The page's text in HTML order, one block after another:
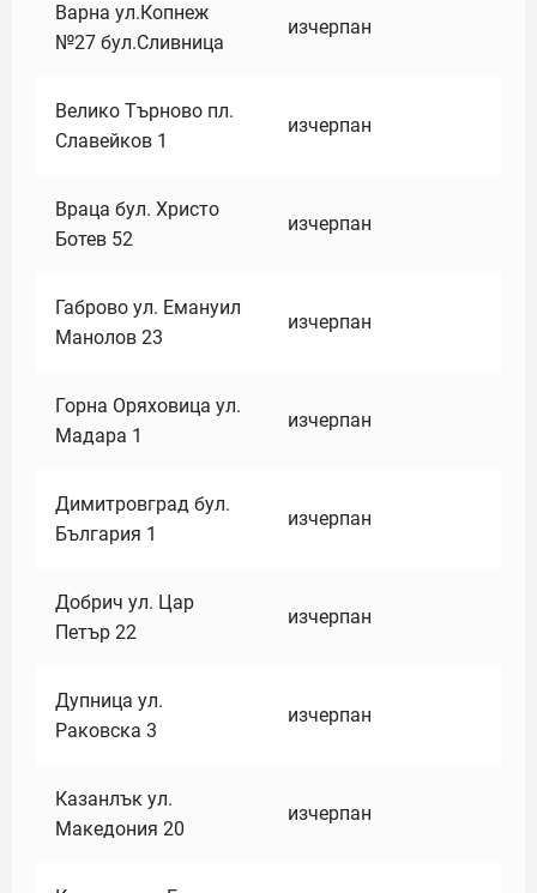
Варна ул.Копнеж
№27 бул.Сливница
изчерпан
Велико Търново пл.
Славейков 1
изчерпан
Враца бул. Христо
Ботев 52
изчерпан
Габрово ул. Емануил
Манолов 23
изчерпан
Горна Оряховица ул.
Мадара 1
изчерпан
Димитровград бул.
България 1
изчерпан
Добрич ул. Цар
Петър 22
изчерпан
Дупница ул.
Раковска 3
изчерпан
Казанлък ул.
Македония 20
изчерпан